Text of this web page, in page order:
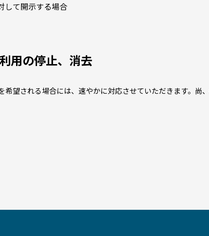
して開示する場合
用の停止、消去
望される場合には、速やかに対応させていただきます。尚